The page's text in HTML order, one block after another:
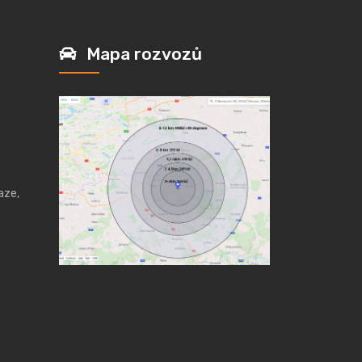
Mapa rozvozů